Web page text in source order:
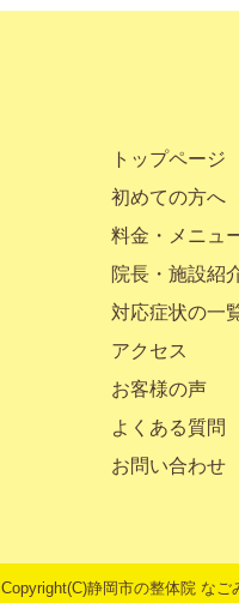
トップページ
初めての方へ
料金・メニュ
院長・施設紹
対応症状の一
アクセス
お客様の声
よくある質問
お問い合わせ
Copyright(C)静岡市の整体院なご